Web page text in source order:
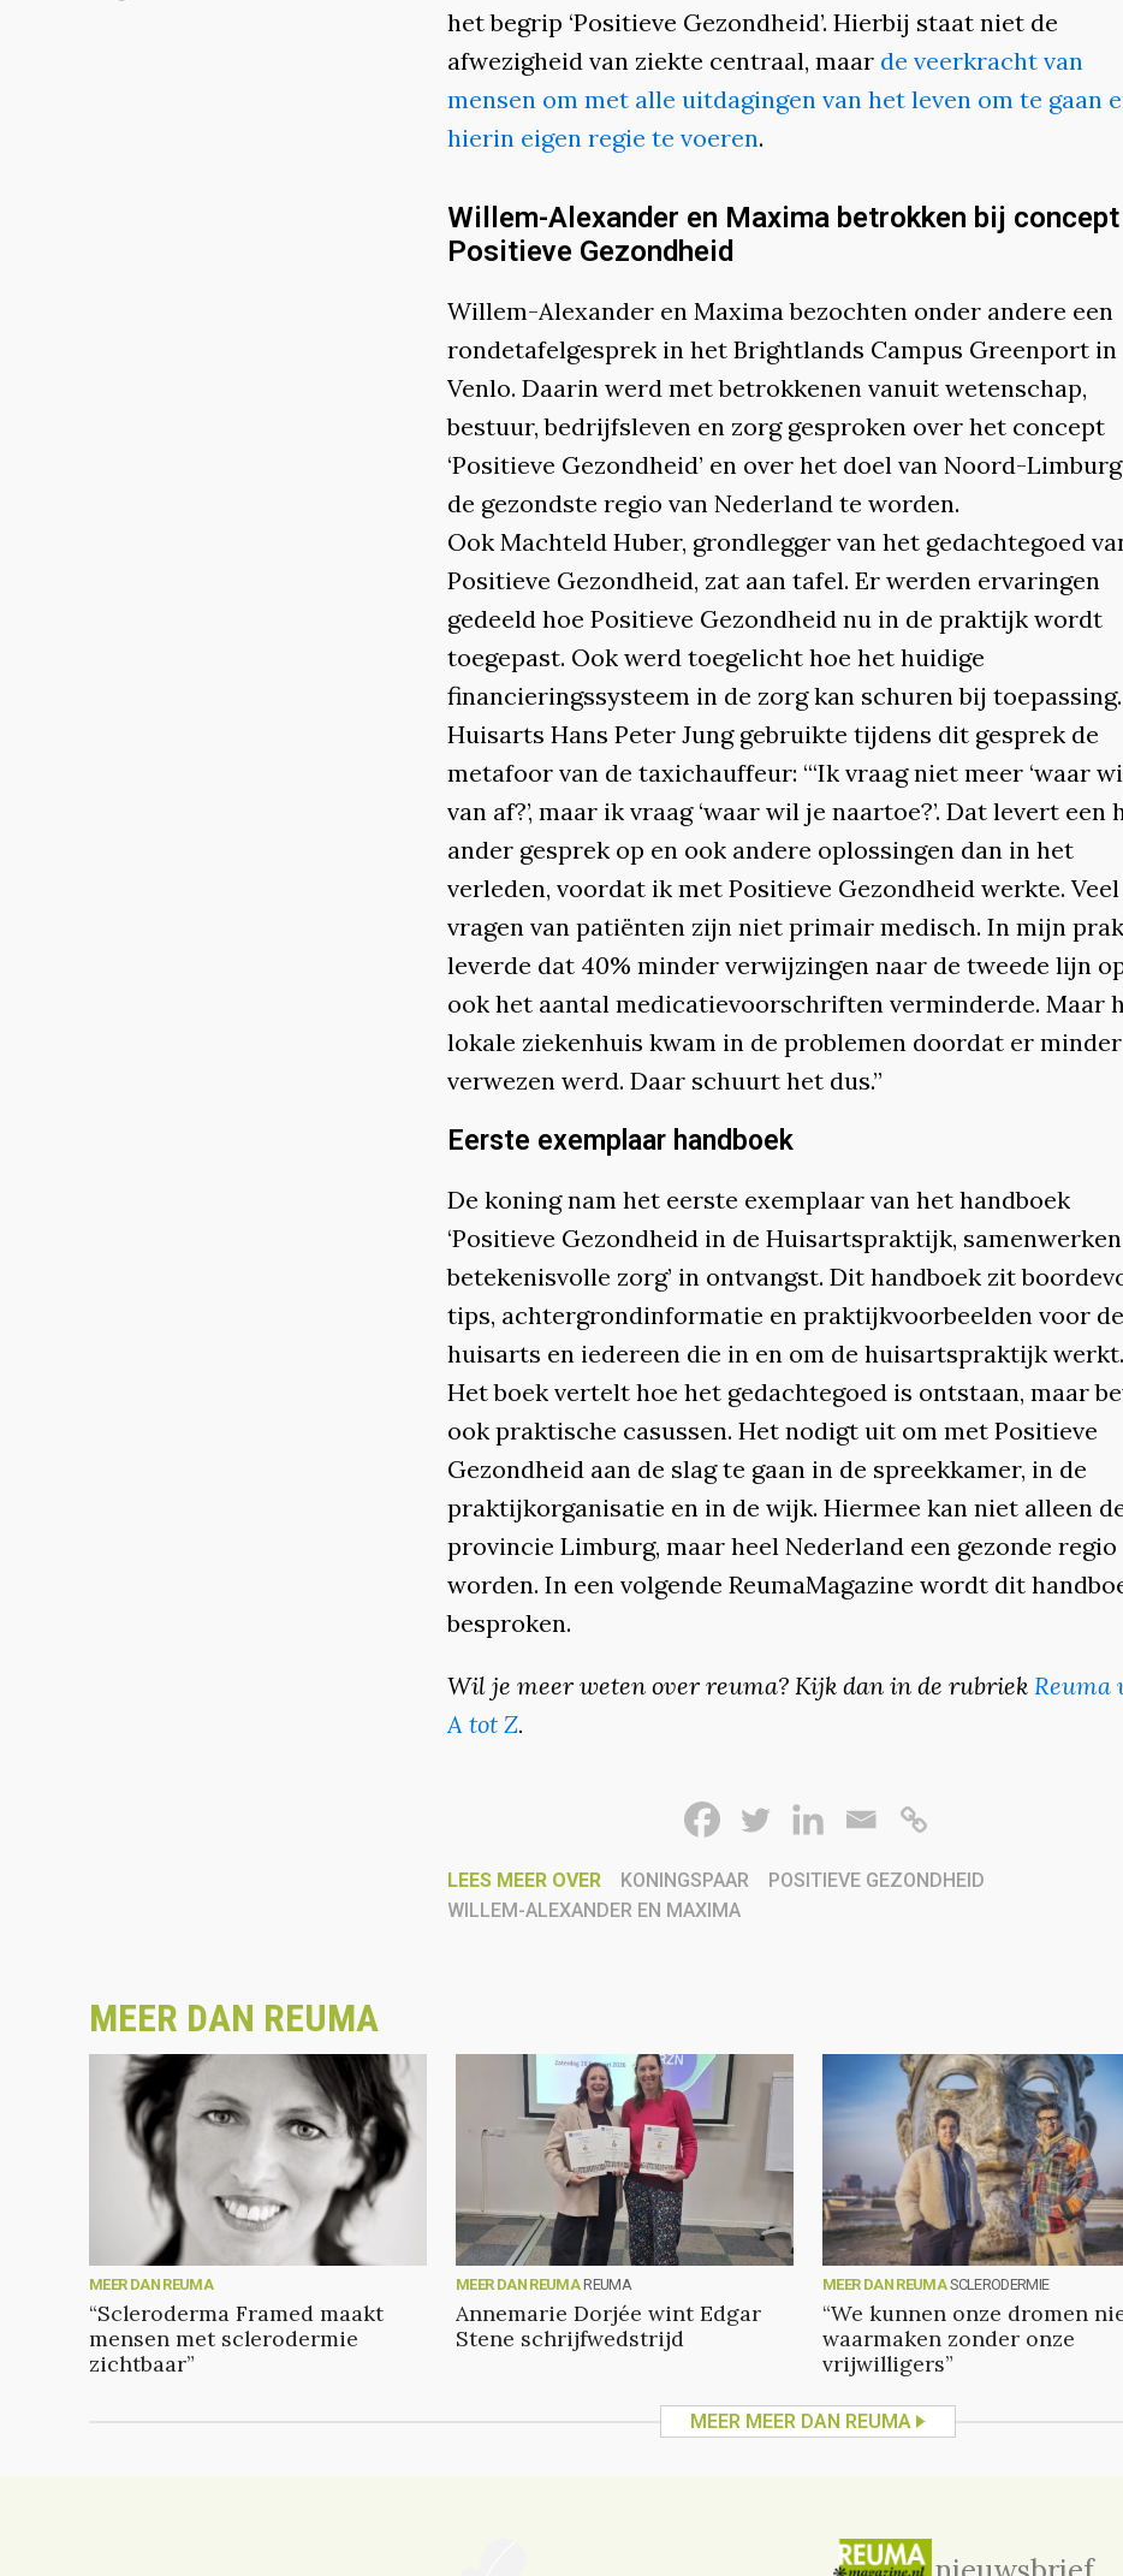
het begrip ‘Positieve Gezondheid’. Hierbij staat niet de
afwezigheid van ziekte centraal, maar de veerkracht van
mensen om met alle uitdagingen van het leven om te gaan
hierin eigen regie te voeren.
Willem-Alexander en Maxima betrokken bij concept
Positieve Gezondheid
Willem-Alexander en Maxima bezochten onder andere een
rondetafelgesprek in het Brightlands Campus Greenport in
Venlo. Daarin werd met betrokkenen vanuit wetenschap,
bestuur, bedrijfsleven en zorg gesproken over het concept
‘Positieve Gezondheid’ en over het doel van Noord-
de gezondste regio van Nederland te worden.
Ook Machteld Huber, grondlegger van het gedachtegoed
Positieve Gezondheid, zat aan tafel. Er werden ervaringen
gedeeld hoe Positieve Gezondheid nu in de praktijk wordt
toegepast. Ook werd toegelicht hoe het huidige
financieringssysteem in de zorg kan schuren bij toepassing.
Huisarts Hans Peter Jung gebruikte tijdens dit gesprek de
metafoor van de taxichauffeur: “‘Ik vraag niet meer ‘waar
van af?’, maar ik vraag ‘waar wil je naartoe?’. Dat levert een
ander gesprek op en ook andere oplossingen dan in het
verleden, voordat ik met Positieve Gezondheid werkte. Veel
vragen van patiënten zijn niet primair medisch. In mijn
leverde dat 40% minder verwijzingen naar de tweede lijn
ook het aantal medicatievoorschriften verminderde. Maar
lokale ziekenhuis kwam in de problemen doordat er minder
verwezen werd. Daar schuurt het dus.”
Eerste exemplaar handboek
De koning nam het eerste exemplaar van het handboek
‘Positieve Gezondheid in de Huisartspraktijk,
betekenisvolle zorg’ in ontvangst. Dit handboek zit
tips, achtergrondinformatie en praktijkvoorbeelden voor de
huisarts en iedereen die in en om de huisartspraktijk werkt.
Het boek vertelt hoe het gedachtegoed is ontstaan, maar
ook praktische casussen. Het nodigt uit om met Positieve
Gezondheid aan de slag te gaan in de spreekkamer, in de
praktijkorganisatie en in de wijk. Hiermee kan niet alleen
provincie Limburg, maar heel Nederland een gezonde regio
worden. In een volgende ReumaMagazine wordt dit
besproken.
Wil je meer weten over reuma? Kijk dan in de rubriek Reuma
A tot Z.
LEES MEER OVER KONINGSPAAR
POSITIEVE GEZONDHEID
WILLEM-ALEXANDER EN MAXIMA
MEER DAN REUMA
MEER DAN REUMA
“Scleroderma Framed maakt
mensen met sclerodermie
zichtbaar”
MEER DAN REUMA REUMA
Annemarie Dorjée wint Edgar
Stene schrijfwedstrijd
MEER DAN REUMA SCLERODERMIE
“We kunnen onze dromen
waarmaken zonder onze
vrijwilligers”
MEER MEER DAN REUMA